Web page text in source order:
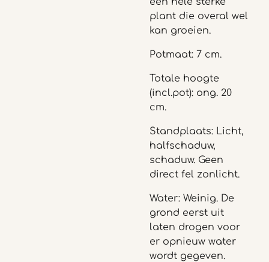
plant die overal wel
kan groeien.
Potmaat: 7 cm.
Totale hoogte
(incl.pot): ong. 20
cm.
Standplaats: Licht,
halfschaduw,
schaduw. Geen
direct fel zonlicht.
Water: Weinig. De
grond eerst uit
laten drogen voor
er opnieuw water
wordt gegeven.